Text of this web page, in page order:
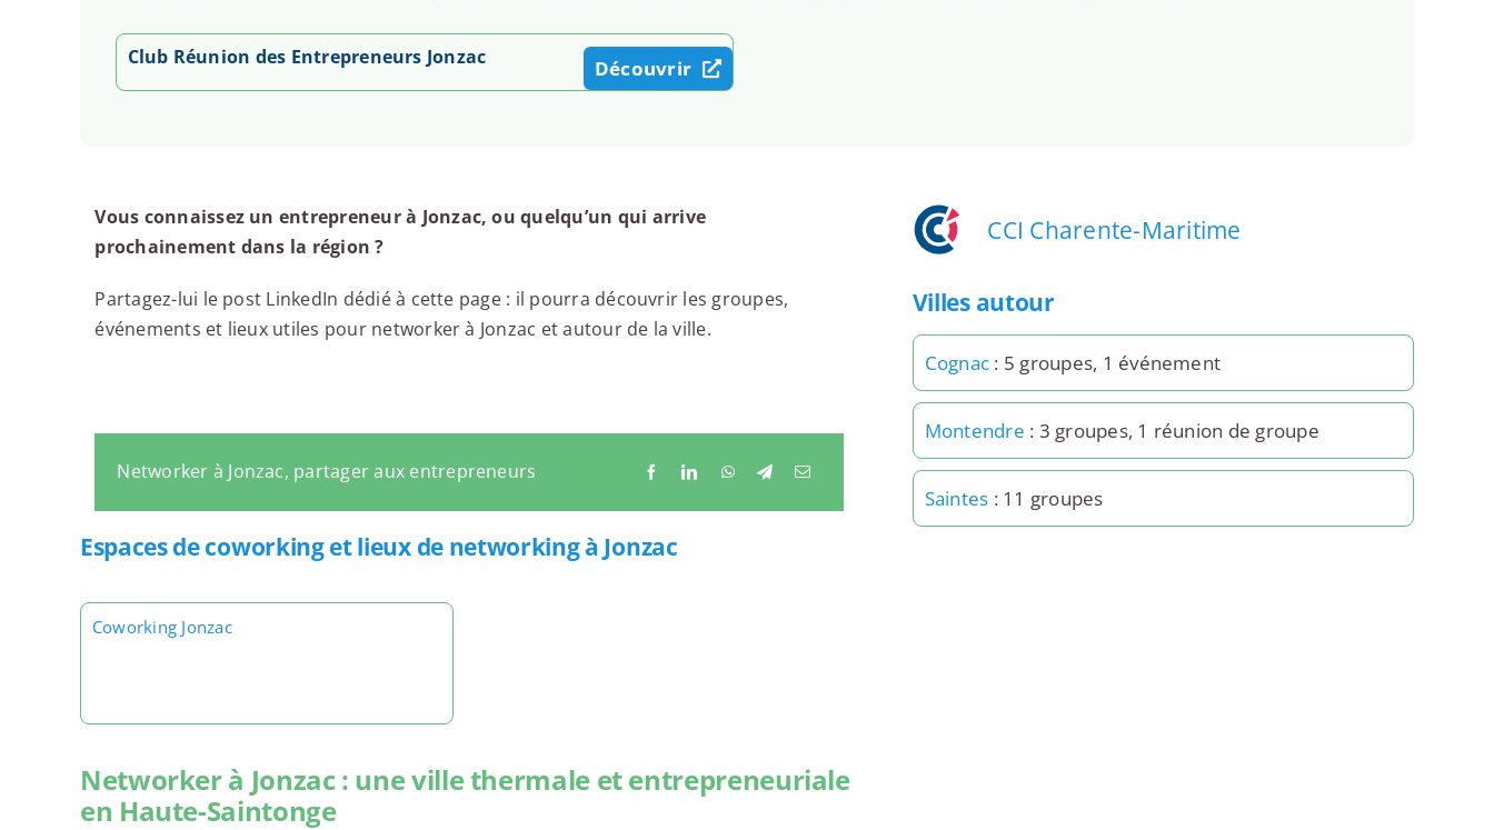
Club Réunion des Entrepreneurs Jonzac Découvrir
Vous connaissez un entrepreneur à Jonzac, ou quelqu’un qui arrive
prochainement dans la région ?
Partagez-lui le post LinkedIn dédié à cette page : il pourra découvrir les groupes,
événements et lieux utiles pour networker à Jonzac et autour de la ville.
Networker à Jonzac, partager aux entrepreneurs
Espaces de coworking et lieux de networking à Jonzac
Coworking Jonzac
Networker à Jonzac : une ville thermale et entrepreneuriale
en Haute-Saintonge
CCI Charente-Maritime
Villes autour
Cognac : 5 groupes, 1 événement
Montendre : 3 groupes, 1 réunion de groupe
Saintes : 11 groupes